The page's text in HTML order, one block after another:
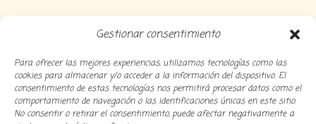
Gestionar consentimiento
Para ofrecer las mejores experiencias, utilizamos tecnologías como las
cookies para almacenar y/o acceder a la información del dispositivo. El
consentimiento de estas tecnologías nos permitirá procesar datos como el
comportamiento de navegación o las identificaciones únicas en este sitio.
No consentir o retirar el consentimiento, puede afectar negativamente a